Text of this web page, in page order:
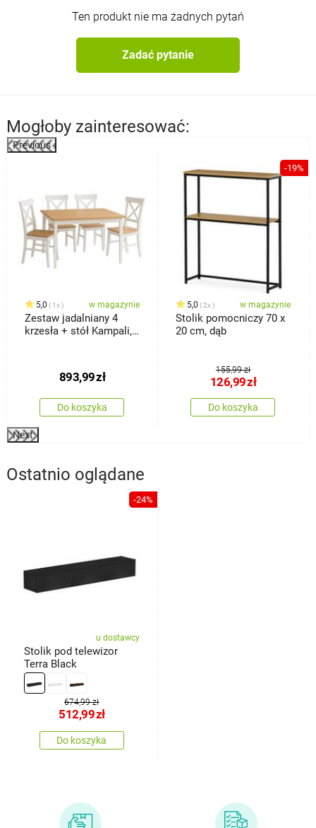
Ten produkt nie ma żadnych pytań
Zadać pytanie
Mogłoby zainteresować:
Previous
5,0 1x w magazynie
Zestaw jadalniany 4
krzesła + stół Kampali,
893,99zł
Do koszyka
-19%
5,0 2x w magazynie
Stolik pomocniczy 70 x
20 cm, dąb
155,99 zł
126,99zł
Do koszyka
Next
Ostatnio oglądane
-24%
u dostawcy
Stolik pod telewizor
Terra Black
674,99 zł
512,99zł
Do koszyka